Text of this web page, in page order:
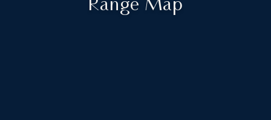
Range Map